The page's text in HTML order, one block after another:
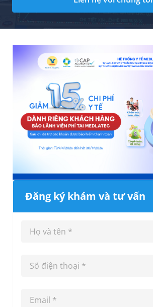
Đăng ký khám và tư vấn